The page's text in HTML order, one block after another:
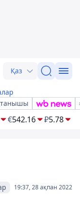
Қаз
€542.16 ₽5.78
19:37, 28 ақпан 2022